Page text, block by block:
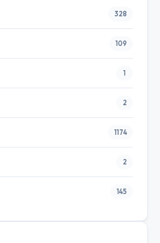
328
109
1
2
1174
2
145